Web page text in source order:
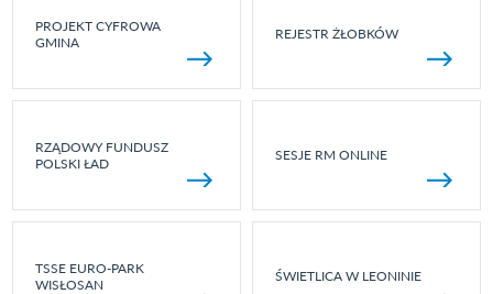
PROJEKT CYFROWA
GMINA
REJESTR ŻŁOBKÓW
RZĄDOWY FUNDUSZ
POLSKI ŁAD
SESJE RM ONLINE
TSSE EURO-PARK
WISŁOSAN
ŚWIETLICA W LEONINIE